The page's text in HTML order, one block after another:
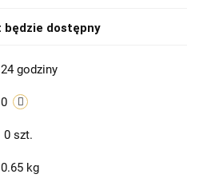
będzie dostępny
24 godziny
0
0 szt.
0.65 kg